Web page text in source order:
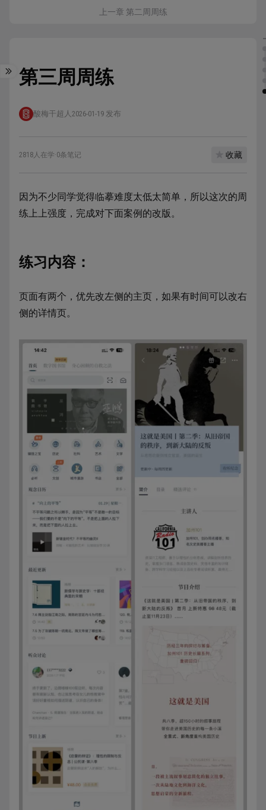
上一章 第二周周练
第三周周练
酸梅干超人 2026-01-19 发布
2818人在学·0条笔记 收藏
因为不少同学觉得临摹难度太低太简单，所以这次的周
练上上强度，完成对下面案例的改版。
练习内容：
页面有两个，优先改左侧的主页，如果有时间可以改右
侧的详情页。